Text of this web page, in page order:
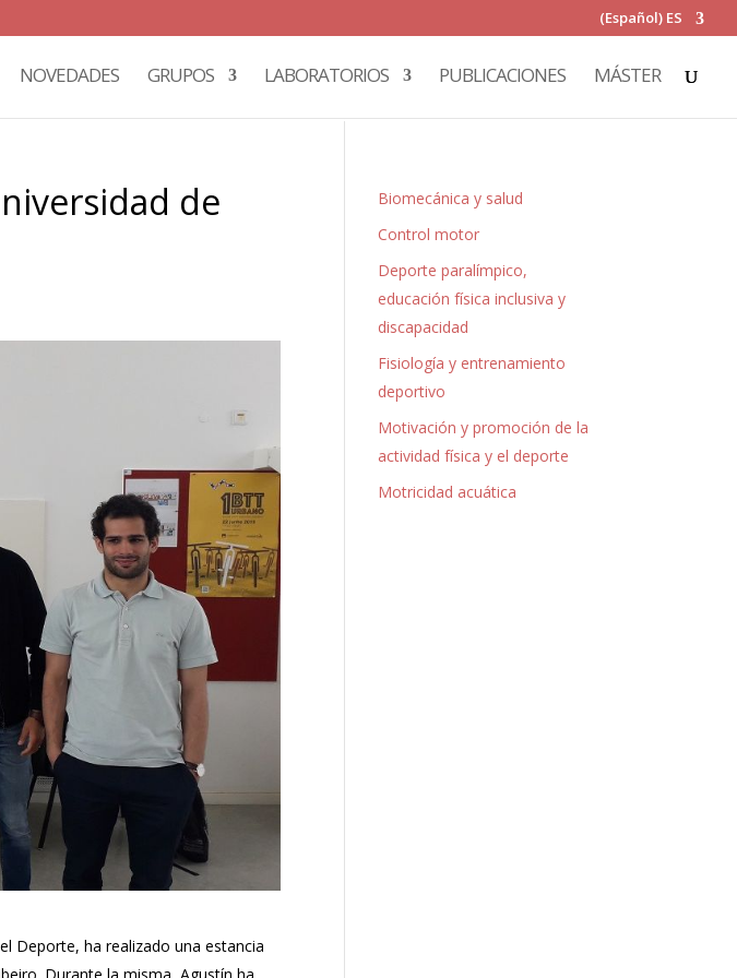
(Español) ES
NOVEDADES GRUPOS LABORATORIOS PUBLICACIONES MÁSTER
de
Deporte, ha realizado una estancia
Biomecánica y salud
Control motor
Deporte paralímpico,
educación física inclusiva y
discapacidad
Fisiología y entrenamiento
deportivo
Motivación y promoción de la
actividad física y el deporte
Motricidad acuática